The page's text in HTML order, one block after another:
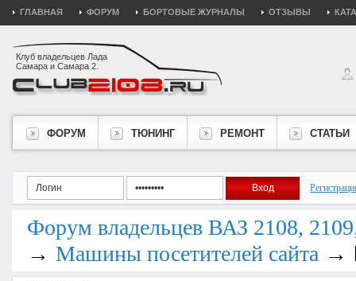
ГЛАВНАЯ ФОРУМ БОРТОВЫЕ ЖУРНАЛЫ ОТЗЫВЫ
Клуб владельцев Лада
Самара и Самара 2.
ФОРУМ ТЮНИНГ РЕМОНТ СТАТЬИ
Форум владельцев ВАЗ 2108,
→ Машины посетителей сайта →